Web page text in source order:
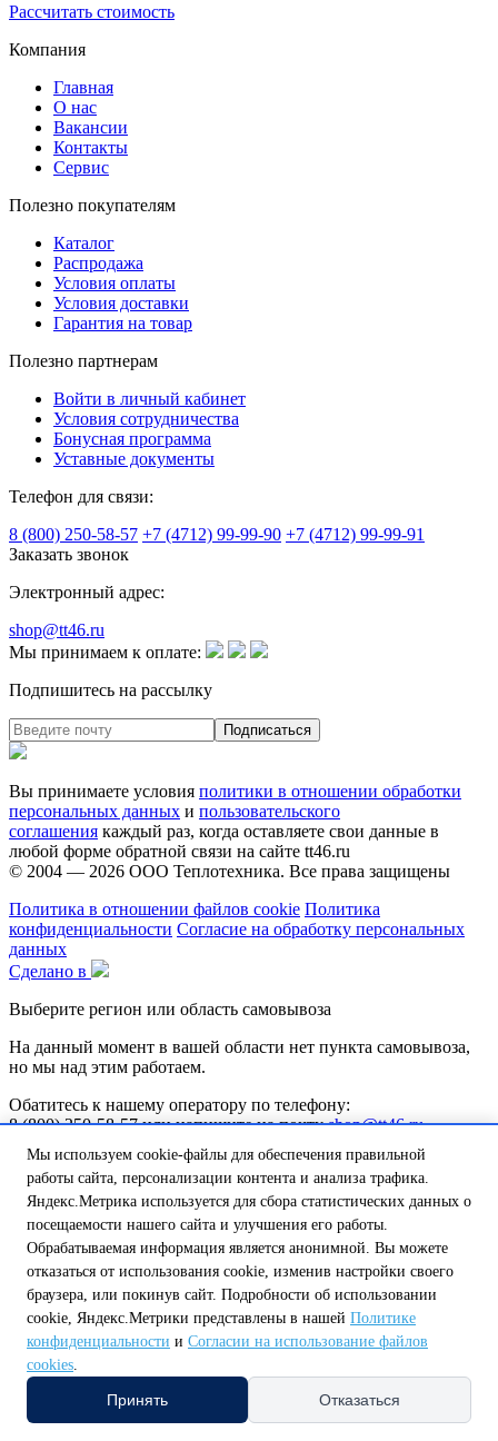
Рассчитать стоимость
Компания
Главная
О нас
Вакансии
Контакты
Сервис
Полезно покупателям
Каталог
Распродажа
Условия оплаты
Условия доставки
Гарантия на товар
Полезно партнерам
Войти в личный кабинет
Условия сотрудничества
Бонусная программа
Уставные документы
Телефон для связи:
8 (800) 250-58-57 +7 (4712) 99-99-90 +7 (4712) 99-99-91
Заказать звонок
Электронный адрес:
shop@tt46.ru
Мы принимаем к оплате:
Подпишитесь на рассылку
Вы принимаете условия политики в отношении обработки
персональных данных и пользовательского
соглашения каждый раз, когда оставляете свои данные в
любой форме обратной связи на сайте tt46.ru
© 2004 — 2026 ООО Теплотехника. Все права защищены
Политика в отношении файлов cookie Политика
конфиденциальности Согласие на обработку персональных
данных
Сделано в
Выберите регион или область самовывоза
На данный момент в вашей области нет пункта самовывоза,
но мы над этим работаем.
Обатитесь к нашему оператору по телефону:
8 (800) 250-58-57 или напишите на почтуshop@tt46.ru
и мы поможем вам доставить товар.
Белгородская обл. Калужская обл. Курская обл. Липецкая обл.
Нижегородская обл. Орловская обл. Смоленская обл. Тульская
обл.
Амурская обл.
Архангельская обл.
Астраханская обл.
Белгородская обл. Брянская обл.
Владимирская обл. Волгоградская обл. Вологодская обл.
Воронежская обл.
Еврейская автономная обл.
Мы используем cookie-файлы для обеспечения правильной
работы сайта, персонализации контента и анализа трафика.
Яндекс.Метрика используется для сбора статистических данных о
посещаемости нашего сайта и улучшения его работы.
Обрабатываемая информация является анонимной. Вы можете
отказаться от использования cookie, изменив настройки своего
браузера, или покинув сайт. Подробности об использовании
cookie, Яндекс.Метрики представлены в нашей Политике
конфиденциальности и Согласии на использование файлов
cookies.
Принять Отказаться